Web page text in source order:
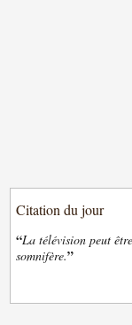
Citation du jour
“La télévision peut
somnifère.”